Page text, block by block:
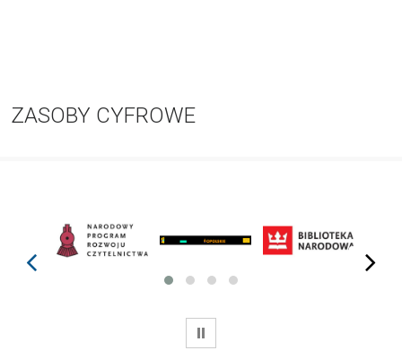
ZASOBY CYFROWE
prev next
WSTRZYMAJ